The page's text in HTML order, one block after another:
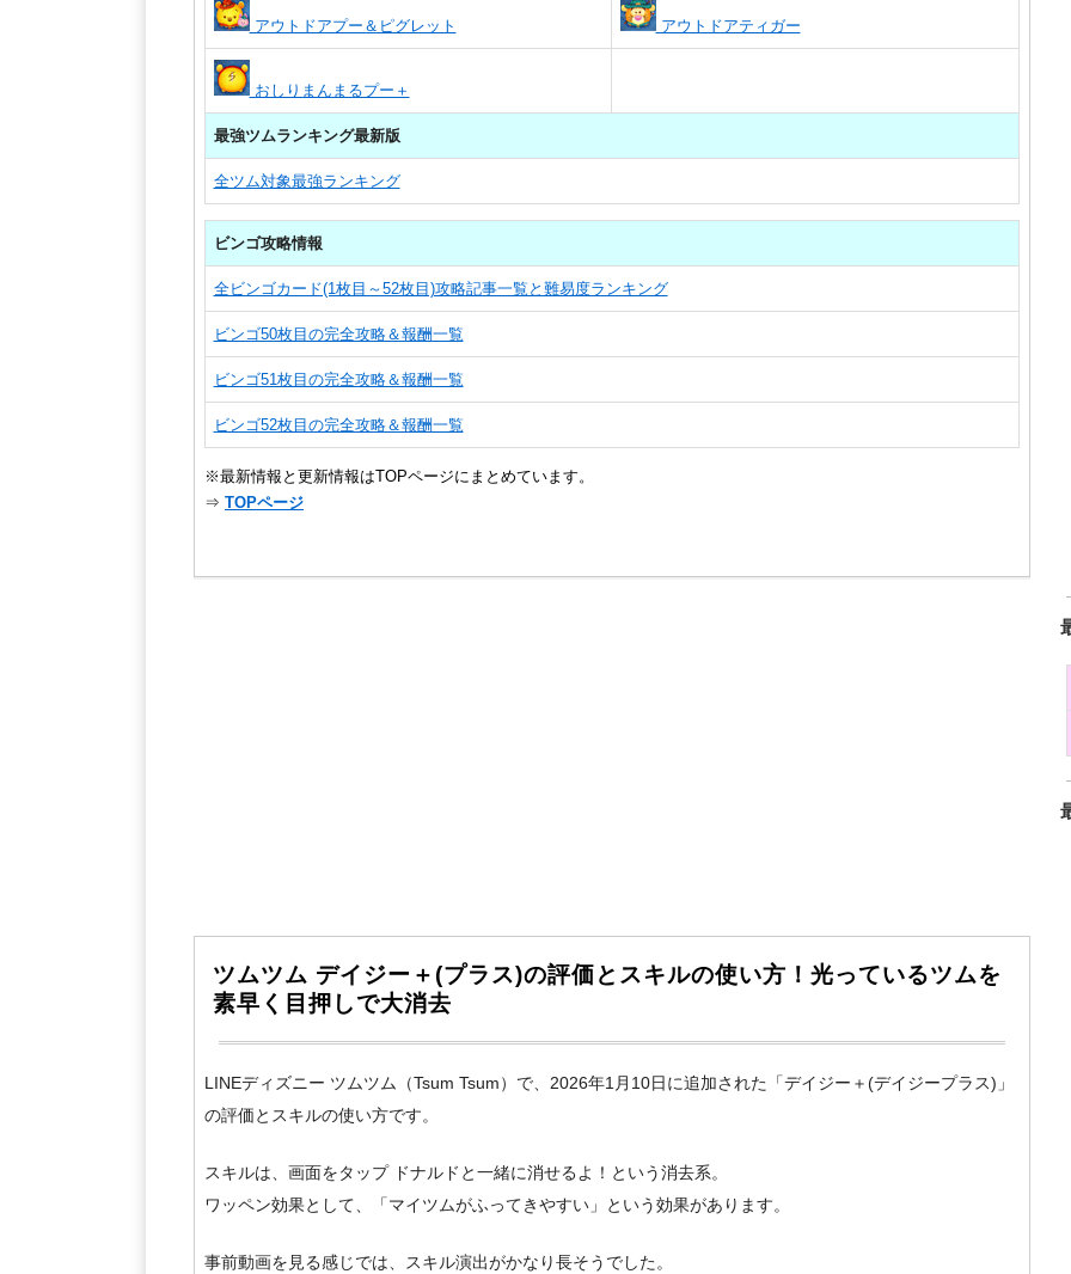
アウトドアプー＆ピグレット アウトドアティガー
おしりまんまるプー＋
最強ツムランキング最新版
全ツム対象最強ランキング
ビンゴ攻略情報
全ビンゴカード(1枚目～52枚目)攻略記事一覧と難易度ランキング
ビンゴ50枚目の完全攻略＆報酬一覧
ビンゴ51枚目の完全攻略＆報酬一覧
ビンゴ52枚目の完全攻略＆報酬一覧
※最新情報と更新情報はTOPページにまとめています。
⇒ TOPページ
ツムツム デイジー＋(プラス)の評価とスキルの使い方！光っているツムを
素早く目押しで大消去
LINEディズニー ツムツム（Tsum Tsum）で、2026年1月10日に追加された「デイジー＋(デイジープラス)」
の評価とスキルの使い方です。
スキルは、画面をタップ ドナルドと一緒に消せるよ！という消去系。
ワッペン効果として、「マイツムがふってきやすい」という効果があります。
事前動画を見る感じでは、スキル演出がかなり長そうでした。